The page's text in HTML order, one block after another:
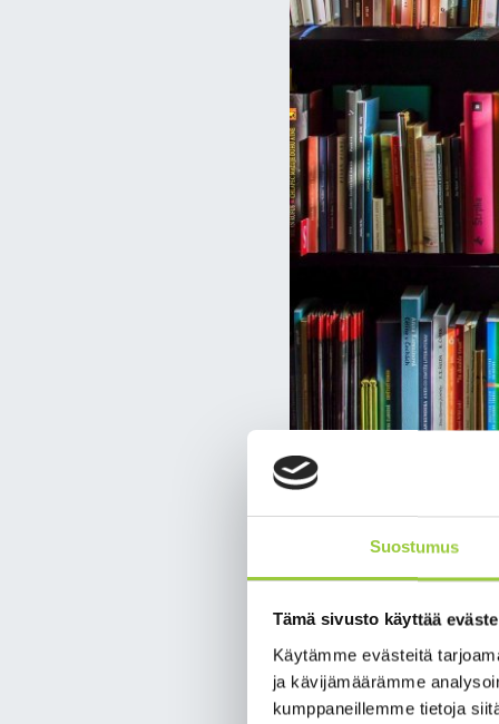
Suostumus
Tämä sivusto käyttää
Käytämme evästeitä
ja kävijämäärämme
kumppaneillemme tietoja
Kirjasto on
kirjastoihin
Kajaanin
hankkeessa on viime
Sotkamon
kirjastokortilla voi